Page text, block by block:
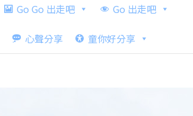
Go Go 出走吧
Go 出走吧
心聲分享 童你好分享